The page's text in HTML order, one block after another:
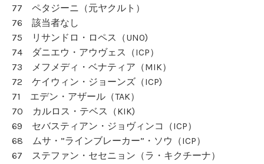
77 ペタジーニ（元ヤクルト）
76 該当者なし
75 リサンドロ・ロペス（UNO)
74 ダニエウ・アウヴェス（ICP）
73 メフメディ・ベナティア（MIK）
72 ケイウィン・ジョーンズ（ICP)
71 エデン・アザール（TAK）
70 カルロス・テベス（KIK)
69 セバスティアン・ジョヴィンコ（ICP）
68 ムサ・”ラインブレーカー”・ソウ（ICP）
67 ステファン・セセニョン（ラ・キクチーナ）